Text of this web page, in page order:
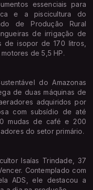
essenciais para
e a piscicultura do
de Produção Rural
de irrigação de
de isopor de 170 litros,
de 5,5 HP.
do Amazonas
de duas máquinas de
adquiridos por
com subsídio de até
mudas de café e 200
do setor primário.
Isaías Trindade, 37
Contemplado com
ADS, ele destacou a